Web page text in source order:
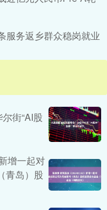
服务返乡群众稳岗就业
街“AI股
增一起对
青岛）股